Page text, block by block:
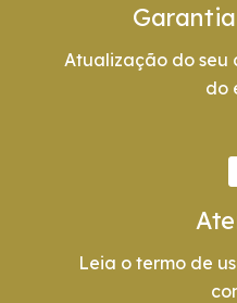
Atualização do seu
do
Leia o termo de